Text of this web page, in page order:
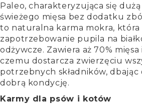
Paleo, charakteryzująca się
świeżego mięsa bez dodatku
to naturalna karma mokra, która
zapotrzebowanie pupila na
odżywcze. Zawiera aż 70%
czemu dostarcza zwierzęciu
potrzebnych składników, dbając
dobrą kondycję.
Karmy dla psów i kotów